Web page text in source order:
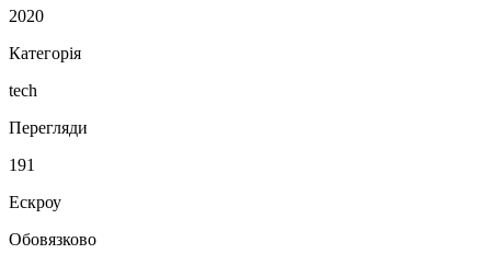
2020
Категорія
tech
Перегляди
191
Ескроу
Обовязково